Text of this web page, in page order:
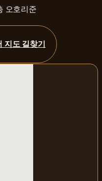
오호리준
지도 길찾기